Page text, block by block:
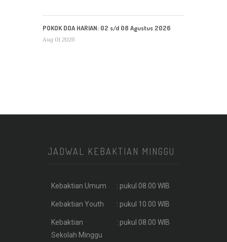
POKOK DOA HARIAN: 02 s/d 08 Agustus 2026
Aug 01 2026
JADWAL KEBAKTIAN MINGGU
Kebaktian Umum : pukul 08.00 WIB
Kebaktian Youth : pukul 10.00 WIB
Kebaktian
Sekolah Minggu
: pukul 08.00 WIB